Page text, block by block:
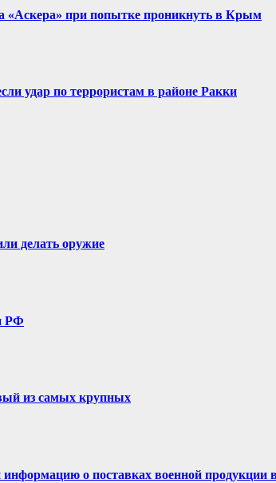
«Аскера» при попытке проникнуть в Крым
удар по террористам в районе Ракки
делать оружие
РФ
из самых крупных
о поставках военной продукции